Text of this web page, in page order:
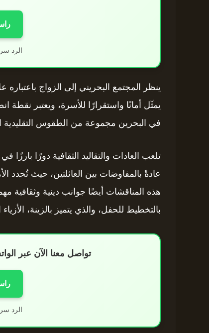
الرد
ينظر المجتمع البحريني إلى الزواج
يمثّل أمانًا واستقرارًا للأسرة، ويعتبر نقطة
في البحرين مجموعة من الطقوس التقليدية
تلعب العادات والتقاليد الثقافية دورًا بارزًا
عادةً بالمفاوضات بين العائلتين، حيث تُحدد
هذه المناقشات أيضًا جوانب دينية وثقافية
بالتخطيط للحفل، والذي يتميز بالزينة،
تواصل معنا الآن عبر
الرد